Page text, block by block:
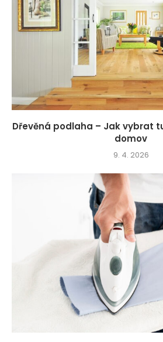
Dřevěná podlaha – Jak vybrat
domov
9. 4. 2026